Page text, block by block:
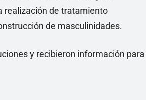
realización de tratamiento
de masculinidades.
y recibieron información para